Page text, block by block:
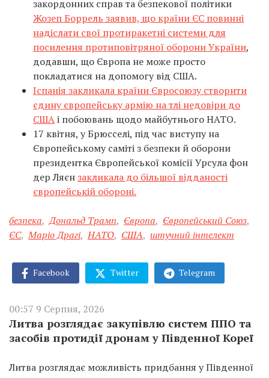
закордонних справ та безпекової політики
Жозеп Боррель заявив, що країни ЄС повинні
надіслати свої протиракетні системи для
посилення протиповітряної оборони України,
додавши, що Європа не може просто
покладатися на допомогу від США.
Іспанія закликала країни Євросоюзу створити
єдину європейську армію на тлі недовіри до
СШАі побоювань щодо майбутнього НАТО.
17 квітня, у Брюсселі, під час виступу на
Європейському саміті з безпеки й оборони
президентка Європейської комісії Урсула фон
дер Ляєнзакликала до більшої відданості
європейській обороні.
безпека, Дональд Трамп, Європа, Європейський Союз,
ЄС, Маріо Драгі, НАТО, США, штучний інтелект
Facebook Twitter Telegram
00:57 9 Серпня, 2026
Литва розглядає закупівлю систем ППО та
засобів протидії дронам у Південної Кореї
Литва розглядає можливість придбання у Південної